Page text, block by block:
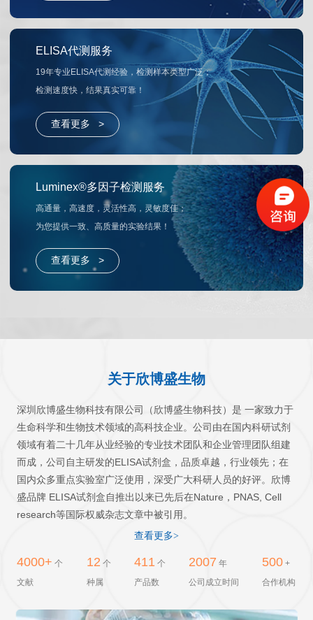
ELISA代测服务
19年专业ELISA代测经验，检测样本类型广泛；
检测速度快，结果真实可靠！
查看更多 >
Luminex®多因子检测服务
高通量，高速度，灵活性高，灵敏度佳；
为您提供一致、高质量的实验结果！
查看更多 >
关于欣博盛生物
深圳欣博盛生物科技有限公司（欣博盛生物科技）是 一家致力于
生命科学和生物技术领域的高科技企业。公司由在国内科研试剂
领域有着二十几年从业经验的专业技术团队和企业管理团队组建
而成，公司自主研发的ELISA试剂盒，品质卓越，行业领先；在
国内众多重点实验室广泛使用，深受广大科研人员的好评。欣博
盛品牌 ELISA试剂盒自推出以来已先后在Nature，PNAS, Cell
research等国际权威杂志文章中被引用。
查看更多>
4000+ 个
文献
12 个
种属
411 个
产品数
2007 年
公司成立时间
500 +
合作机构